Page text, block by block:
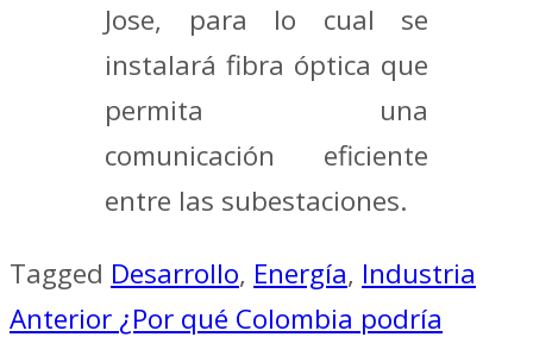
Jose, para lo cual se
instalará fibra óptica que
permita una
comunicación eficiente
entre las subestaciones.
Tagged Desarrollo, Energía, Industria
Navegación
Anterior ¿Por qué Colombia podría